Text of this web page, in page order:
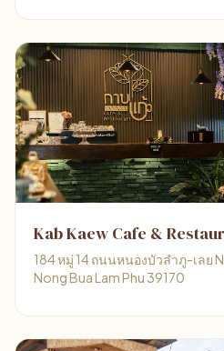
Kab Kaew Cafe &
184 หมู่ 14 ถนนหนองบัวลำภู-เลย
Nong Bua Lam Phu 39170